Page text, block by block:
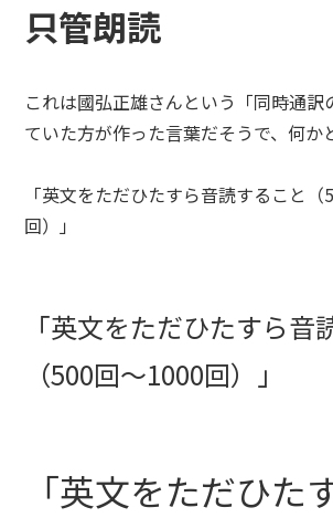
只管朗読
これは國弘正雄さんという「同時通訳
ていた方が作った言葉だそうで、何か
「英文をただひたすら音読すること
回）」
「英文をただひたすら音
（500回～1000回）」
「英文をただひた